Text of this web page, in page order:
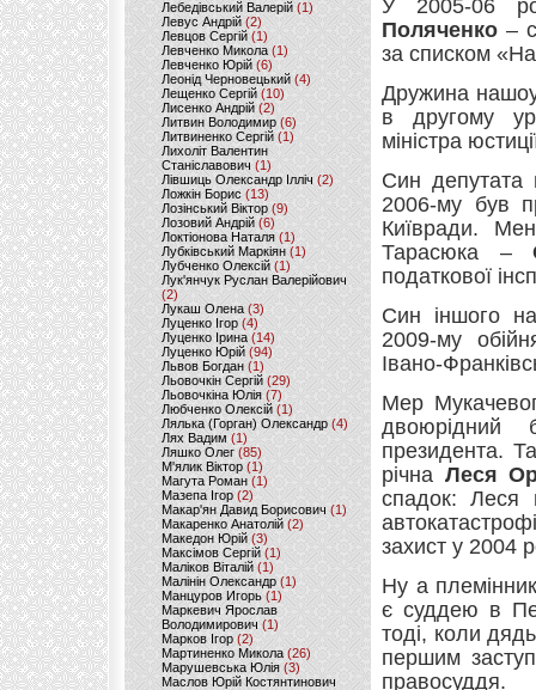
Лебедівський Валерій(1)
Левус Андрій(2)
Левцов Сергій (1)
Левченко Микола (1)
Левченко Юрій (6)
Леонід Черновецький (4)
Лещенко Сергій (10)
Лисенко Андрій (2)
Литвин Володимир (6)
Литвиненко Сергій (1)
Лихоліт Валентин
Станіславович (1)
Лівшиць Олександр Ілліч (2)
Ложкін Борис(13)
Лозінський Віктор(9)
Лозовий Андрій (6)
Локтіонова Наталя (1)
Лубківський Маркіян(1)
Лубченко Олексій (1)
Лук'янчук Руслан Валерійович
(2)
Лукаш Олена (3)
Луценко Ігор (4)
Луценко Ірина (14)
Луценко Юрій (94)
Львов Богдан (1)
Льовочкін Сергій (29)
Льовочкіна Юлія(7)
Любченко Олексій(1)
Лялька (Горган) Олександр(4)
Лях Вадим (1)
Ляшко Олег (85)
М'ялик Віктор(1)
Магута Роман(1)
Мазепа Ігор (2)
Макар'ян Давид Борисович(1)
Макаренко Анатолій (2)
Македон Юрій(3)
Максімов Сергій (1)
Маліков Віталій (1)
Малінін Олександр (1)
Манцуров Игорь (1)
Маркевич Ярослав
Володимирович (1)
Марков Ігор (2)
Мартиненко Микола (26)
Марушевська Юлія (3)
Маслов Юрій Костянтинович
У 2005-06
Поляченко –
за списком
Дружина
в другому
міністра
Син депутата
2006-му був
Київради.
Тарасюка –
податкової
Син іншого
2009-му
Івано-
Мер
двоюрідний
президента.
річна Леся
спадок: Леся
захист у 2004
Ну а
є суддею в
тоді, коли
першим
правосуддя.